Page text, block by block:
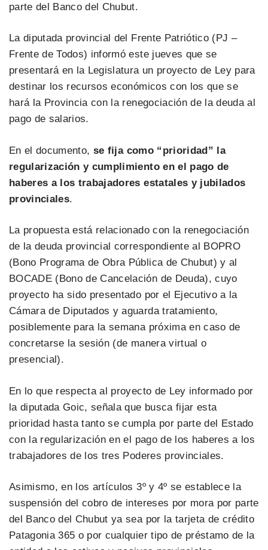
parte del Banco del Chubut.
La diputada provincial del Frente Patriótico (PJ –
Frente de Todos) informó este jueves que se
presentará en la Legislatura un proyecto de Ley para
destinar los recursos económicos con los que se
hará la Provincia con la renegociación de la deuda al
pago de salarios.
En el documento, se fija como “prioridad” la
regularización y cumplimiento en el pago de
haberes a los trabajadores estatales y jubilados
provinciales.
La propuesta está relacionado con la renegociación
de la deuda provincial correspondiente al BOPRO
(Bono Programa de Obra Pública de Chubut) y al
BOCADE (Bono de Cancelación de Deuda), cuyo
proyecto ha sido presentado por el Ejecutivo a la
Cámara de Diputados y aguarda tratamiento,
posiblemente para la semana próxima en caso de
concretarse la sesión (de manera virtual o
presencial).
En lo que respecta al proyecto de Ley informado por
la diputada Goic, señala que busca fijar esta
prioridad hasta tanto se cumpla por parte del Estado
con la regularización en el pago de los haberes a los
trabajadores de los tres Poderes provinciales.
Asimismo, en los artículos 3º y 4º se establece la
suspensión del cobro de intereses por mora por parte
del Banco del Chubut ya sea por la tarjeta de crédito
Patagonia 365 o por cualquier tipo de préstamo de la